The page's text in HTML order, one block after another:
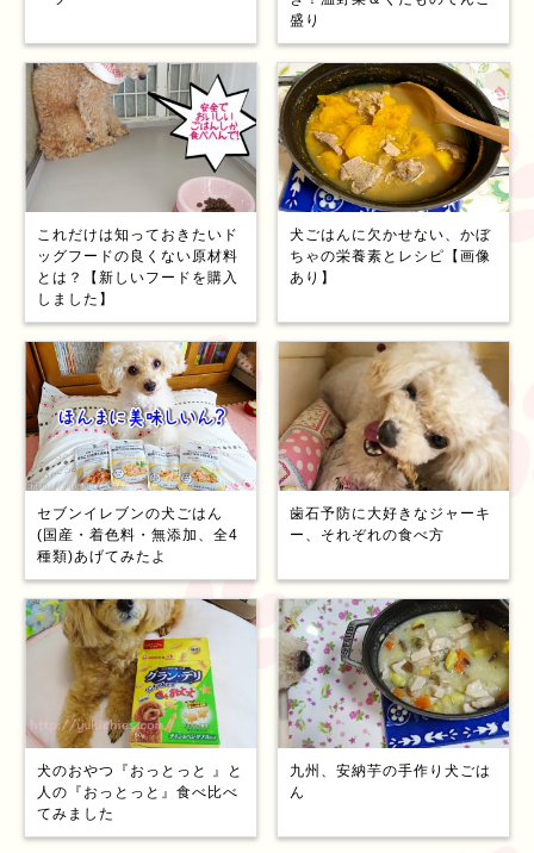
盛り
これだけは知っておきたいド
ッグフードの良くない原材料
とは？【新しいフードを購入
しました】
犬ごはんに欠かせない、かぼ
ちゃの栄養素とレシピ【画像
あり】
セブンイレブンの犬ごはん
(国産・着色料・無添加、全4
種類)あげてみたよ
歯石予防に大好きなジャーキ
ー、それぞれの食べ方
犬のおやつ『おっとっと 』と
人の『おっとっと』食べ比べ
てみました
九州、安納芋の手作り犬ごは
ん